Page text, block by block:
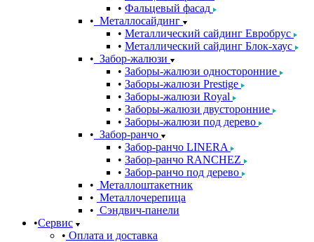
Фальцевый фасад
Металлосайдинг
Металлический сайдинг Евробрус
Металлический сайдинг Блок-хаус
Забор-жалюзи
Заборы-жалюзи односторонние
Заборы-жалюзи Prestige
Заборы-жалюзи Royal
Заборы-жалюзи двусторонние
Заборы-жалюзи под дерево
Забор-ранчо
Забор-ранчо LINERA
Забор-ранчо RANCHEZ
Забор-ранчо под дерево
Металлоштакетник
Металлочерепица
Сэндвич-панели
Сервис
Оплата и доставка